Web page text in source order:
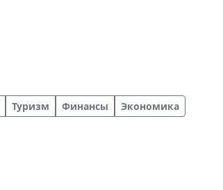
Туризм Финансы
Экономика